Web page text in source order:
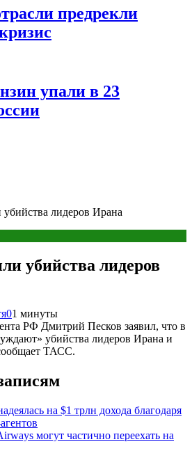
предрекли
упали в 23
лидеров Ирана
убийства лидеров
01 минуты
РФ Дмитрий Песков заявил, что в
убийства лидеров Ирана и
ТАСС.
на $1 трлн дохода благодаря
могут частично переехать на